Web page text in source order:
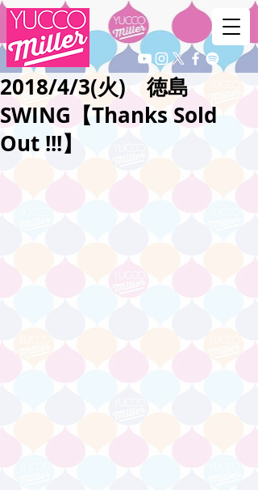
2018/4/3(火) 徳島
SWING【Thanks Sold
Out !!!】